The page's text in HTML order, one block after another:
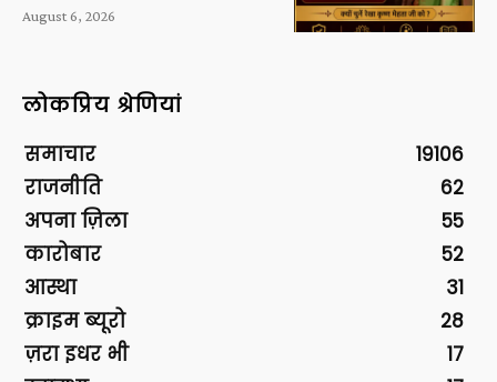
August 6, 2026
लोकप्रिय श्रेणियां
समाचार
19106
राजनीति
62
अपना ज़िला
55
कारोबार
52
आस्था
31
क्राइम ब्यूरो
28
ज़रा इधर भी
17